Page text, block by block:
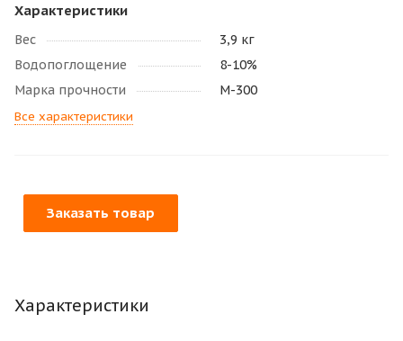
Характеристики
Вес
3,9 кг
Водопоглощение
8-10%
Марка прочности
М-300
Все характеристики
Заказать товар
Характеристики